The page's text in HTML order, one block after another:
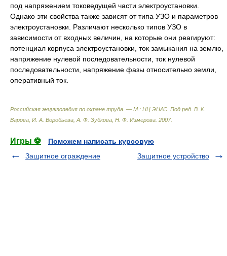
под напряжением токоведущей части электроустановки.
Однако эти свойства также зависят от типа УЗО и параметров
электроустановки. Различают несколько типов УЗО в
зависимости от входных величин, на которые они реагируют:
потенциал корпуса электроустановки, ток замыкания на землю,
напряжение нулевой последовательности, ток нулевой
последовательности, напряжение фазы относительно земли,
оперативный ток.
Российская энциклопедия по охране труда. — М.: НЦ ЭНАС Под ред. В. К.
Варова, И. А. Воробьева, А. Ф. Зубкова, Н. Ф. Измерова 2007.
Игры ⚽
Поможем написать курсовую
Защитное ограждение
Защитное устройство